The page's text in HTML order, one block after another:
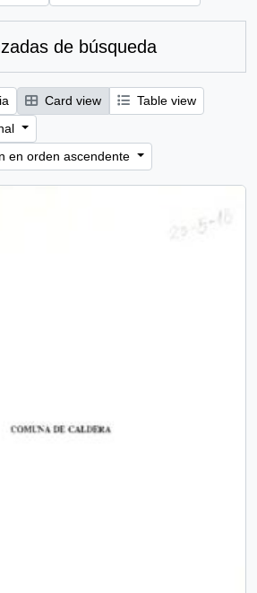
de búsqueda
Card view
Table view
en orden ascendente